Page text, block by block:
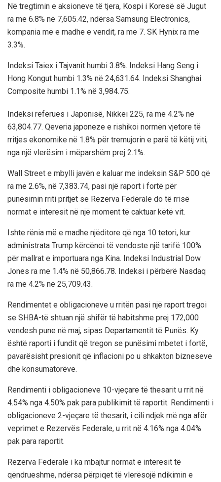
Në tregtimin e aksioneve të tjera, Kospi i Koresë së Jugut
ra me 6.8% në 7,605.42, ndërsa Samsung Electronics,
kompania më e madhe e vendit, ra me 7. SK Hynix ra me
3.3%.
Indeksi Taiex i Tajvanit humbi 3.8%. Indeksi Hang Seng i
Hong Kongut humbi 1.3% në 24,631.64. Indeksi Shanghai
Composite humbi 1.1% në 3,984.75.
Indeksi referues i Japonisë, Nikkei 225, ra me 4.2% në
63,804.77. Qeveria japoneze e rishikoi normën vjetore të
rritjes ekonomike në 1.8% për tremujorin e parë të këtij viti,
nga një vlerësim i mëparshëm prej 2.1%.
Wall Street e mbylli javën e kaluar me indeksin S&P 500 që
ra me 2.6%, në 7,383.74, pasi një raport i fortë për
punësimin rriti pritjet se Rezerva Federale do të rrisë
normat e interesit në një moment të caktuar këtë vit.
Ishte rënia më e madhe njëditore që nga 10 tetori, kur
administrata Trump kërcënoi të vendoste një tarifë 100%
për mallrat e importuara nga Kina. Indeksi Industrial Dow
Jones ra me 1.4% në 50,866.78. Indeksi i përbërë Nasdaq
ra me 4.2% në 25,709.43.
Rendimentet e obligacioneve u rritën pasi një raport tregoi
se SHBA-të shtuan një shifër të habitshme prej 172,000
vendesh pune në maj, sipas Departamentit të Punës. Ky
është raporti i fundit që tregon se punësimi mbetet i fortë,
pavarësisht presionit që inflacioni po u shkakton bizneseve
dhe konsumatorëve.
Rendimenti i obligacioneve 10-vjeçare të thesarit u rrit në
4.54% nga 4.50% pak para publikimit të raportit. Rendimenti i
obligacioneve 2-vjeçare të thesarit, i cili ndjek më nga afër
veprimet e Rezervës Federale, u rrit në 4.16% nga 4.04%
pak para raportit.
Rezerva Federale i ka mbajtur normat e interesit të
qëndrueshme, ndërsa përpiqet të vlerësojë ndikimin e